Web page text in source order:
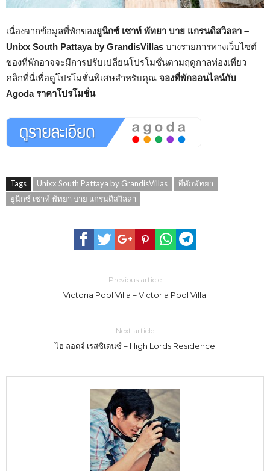
เนื่องจากข้อมูลที่พักของยูนิกซ์ เซาท์ พัทยา บาย แกรนดิสวิลลา –
Unixx South Pattaya by GrandisVillas บางรายการทางเว็บไซต์
ของที่พักอาจจะมีการปรับเปลี่ยนโปรโมชั่นตามฤดูกาลท่องเที่ยว
คลิกที่นี่เพื่อดูโปรโมชั่นพิเศษสำหรับคุณ จองที่พักออนไลน์กับ
Agoda ราคาโปรโมชั่น
Tags Unixx South Pattaya by GrandisVillas
ที่พักพัทยา
ยูนิกซ์ เซาท์ พัทยา บาย แกรนดิสวิลลา
Previous article
Victoria Pool Villa – Victoria Pool Villa
Next article
ไฮ ลอดจ์ เรสซิเดนซ์ – High Lords Residence